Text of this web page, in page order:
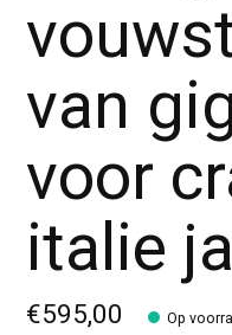
van
voor
italie
€595,00 Op